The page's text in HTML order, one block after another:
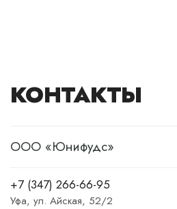
КОНТАКТЫ
ООО «Юнифудс»
+7 (347) 266-66-95
Уфа, ул. Айская, 52/2